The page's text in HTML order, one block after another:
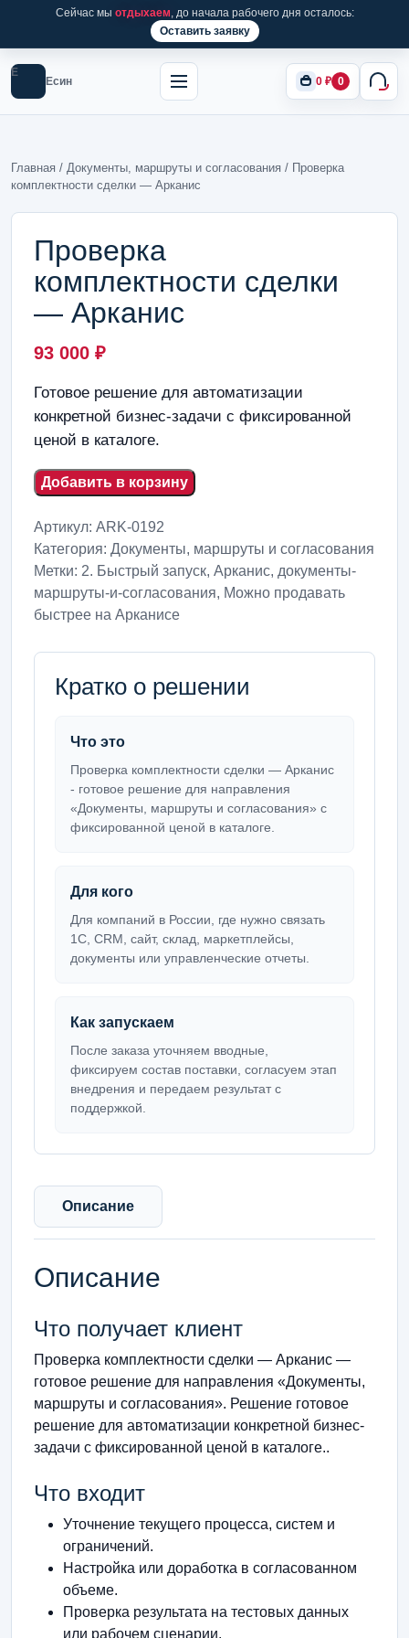
Сейчас мы отдыхаем, до начала рабочего дня осталось:
Оставить заявку
Е
Есин 0 ₽ 0
Главная / Документы, маршруты и согласования / Проверка
комплектности сделки — Арканис
Проверка
комплектности сделки
— Арканис
93 000 ₽
Готовое решение для автоматизации
конкретной бизнес-задачи с фиксированной
ценой в каталоге.
Добавить в корзину
Артикул: ARK-0192
Категория: Документы, маршруты и согласования
Метки: 2. Быстрый запуск, Арканис, документы-
маршруты-и-согласования, Можно продавать
быстрее на Арканисе
Кратко о решении
Что это
Проверка комплектности сделки — Арканис
- готовое решение для направления
«Документы, маршруты и согласования» с
фиксированной ценой в каталоге.
Для кого
Для компаний в России, где нужно связать
1С, CRM, сайт, склад, маркетплейсы,
документы или управленческие отчеты.
Как запускаем
После заказа уточняем вводные,
фиксируем состав поставки, согласуем этап
внедрения и передаем результат с
поддержкой.
Описание
Описание
Что получает клиент
Проверка комплектности сделки — Арканис —
готовое решение для направления «Документы,
маршруты и согласования». Решение готовое
решение для автоматизации конкретной бизнес-
задачи с фиксированной ценой в каталоге..
Что входит
Уточнение текущего процесса, систем и
ограничений.
Настройка или доработка в согласованном
объеме.
Проверка результата на тестовых данных
или рабочем сценарии.